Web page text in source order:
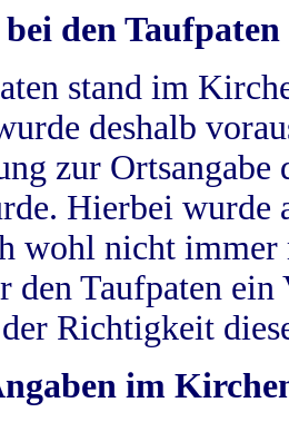
den Taufpaten
stand im
deshalb
zur
Hierbei wurde
wohl nicht
den Taufpaten
Richtigkeit
im